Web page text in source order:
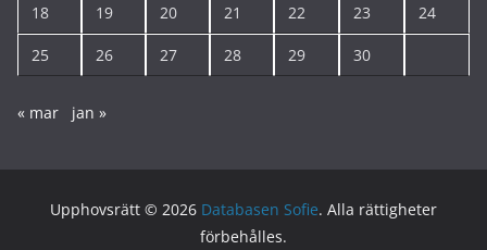
18 19 20 21 22 23 24
25 26 27 28 29 30
« mar jan »
Upphovsrätt © 2026 Databasen Sofie. Alla rättigheter
förbehålles.